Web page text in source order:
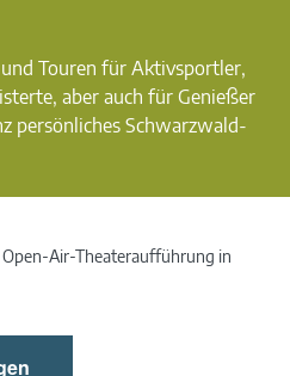
Touren für Aktivsportler,
aber auch für Genießer
persönliches Schwarzwald-
Open-Air-Theateraufführung in